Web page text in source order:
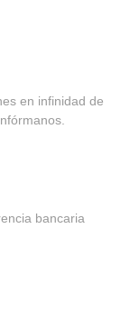
en infinidad de
bancaria